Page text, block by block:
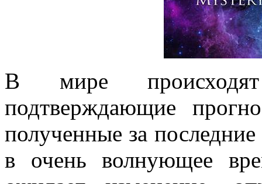
В мире происходят
подтверждающие
полученные за
в очень волнующее